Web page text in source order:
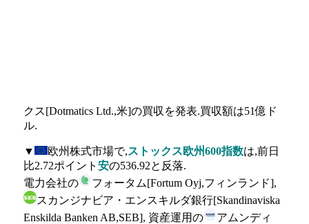
クス[Dotmatics Ltd.,米]の買収を発表.買収額は51億ド
ル.
▼ 欧州株式市場で,ストックス欧州600指数は,前日
比2.72ポイント 安の536.92と反落.
電力会社の
フォータム[Fortum Oyj,フィンランド],
スカンジナビア・エンスキルダ銀行[Skandinaviska
Enskilda Banken AB,SEB], 資産運用の
アムンディ